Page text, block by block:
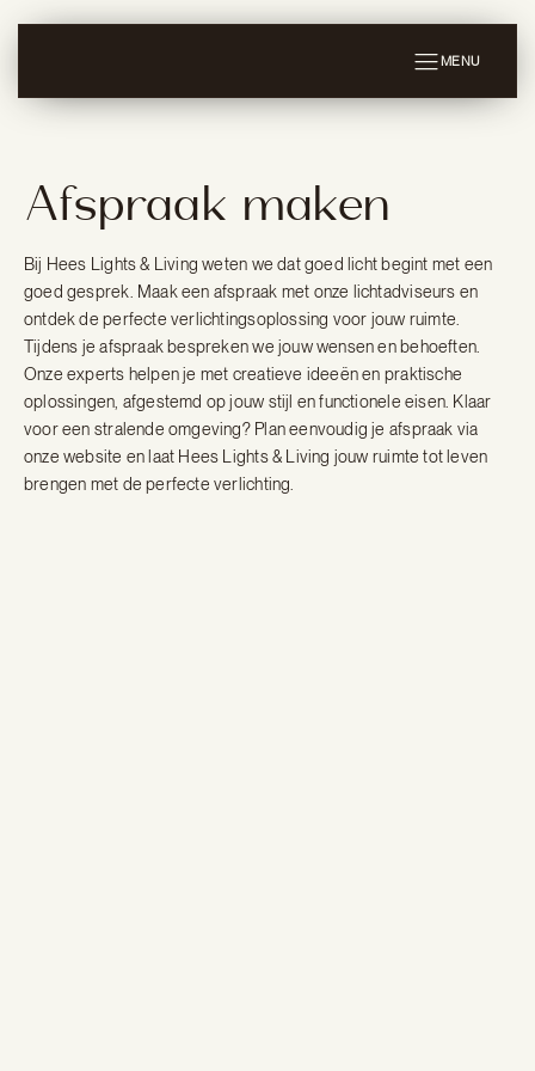
MENU
Afspraak maken
Bij Hees Lights & Living weten we dat goed licht begint met een
goed gesprek. Maak een afspraak met onze lichtadviseurs en
ontdek de perfecte verlichtingsoplossing voor jouw ruimte.
Tijdens je afspraak bespreken we jouw wensen en behoeften.
Onze experts helpen je met creatieve ideeën en praktische
oplossingen, afgestemd op jouw stijl en functionele eisen. Klaar
voor een stralende omgeving? Plan eenvoudig je afspraak via
onze website en laat Hees Lights & Living jouw ruimte tot leven
brengen met de perfecte verlichting.